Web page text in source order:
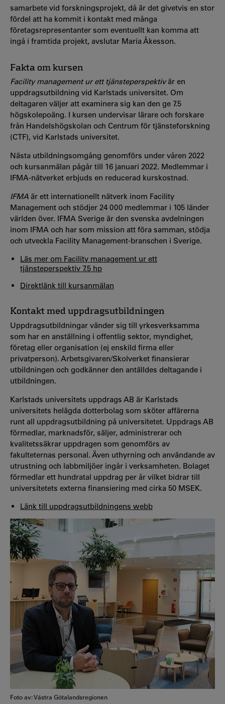
samarbete vid forskningsprojekt, då är det givetvis en stor
fördel att ha kommit i kontakt med många
företagsrepresentanter som eventuellt kan komma att
ingå i framtida projekt, avslutar Maria Åkesson.
Fakta om kursen
Facility management ur ett tjänsteperspektivär en
uppdragsutbildning vid Karlstads universitet. Om
deltagaren väljer att examinera sig kan den ge 7.5
högskolepoäng. I kursen undervisar lärare och forskare
från Handelshögskolan och Centrum för tjänsteforskning
(CTF), vid Karlstads universitet.
Nästa utbildningsomgång genomförs under våren 2022
och kursanmälan pågår till 16 januari 2022. Medlemmar i
IFMA-nätverket erbjuds en reducerad kurskostnad.
IFMA är ett internationellt nätverk inom Facility
Management och stödjer 24 000 medlemmar i 105 länder
världen över. IFMA Sverige är den svenska avdelningen
inom IFMA och har som mission att föra samman, stödja
och utveckla Facility Management-branschen i Sverige.
Läs mer om Facility management ur ett
tjänsteperspektiv 7.5 hp
Direktlänk till kursanmälan
Kontakt med uppdragsutbildningen
Uppdragsutbildningar vänder sig till yrkesverksamma
som har en anställning i offentlig sektor, myndighet,
företag eller organisation (ej enskild firma eller
privatperson). Arbetsgivaren/Skolverket finansierar
utbildningen och godkänner den antälldes deltagande i
utbildningen.
Karlstads universitets uppdrags AB är Karlstads
universitets helägda dotterbolag som sköter affärerna
runt all uppdragsutbildning på universitetet. Uppdrags AB
förmedlar, marknadsför, säljer, administrerar och
kvalitetssäkrar uppdragen som genomförs av
fakulteternas personal. Även uthyrning och användande av
utrustning och labbmiljöer ingår i verksamheten. Bolaget
förmedlar ett hundratal uppdrag per år vilket bidrar till
universitetets externa finansiering med cirka 50 MSEK.
Länk till uppdragsutbildningens webb
Foto av: Västra Götalandsregionen